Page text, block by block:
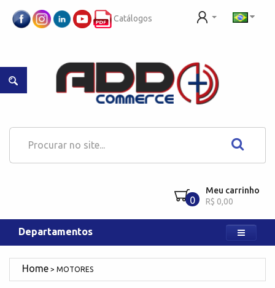
Catálogos
0
Meu carrinho
R$ 0,00
Departamentos
MOTORES